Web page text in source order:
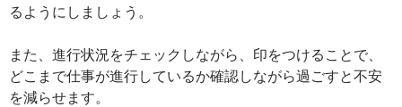
るようにしましょう。
また、進行状況をチェックしながら、印をつけることで、
どこまで仕事が進行しているか確認しながら過ごすと不安
を減らせます。